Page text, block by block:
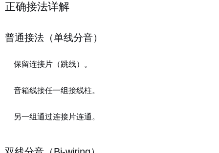
正确接法详解
普通接法（单线分音）
保留连接片（跳线）。
音箱线接任一组接线柱。
另一组通过连接片连通。